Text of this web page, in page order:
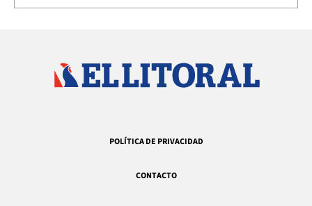
POLÍTICA DE PRIVACIDAD
CONTACTO